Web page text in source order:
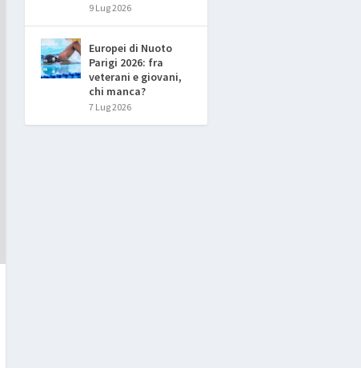
9 Lug 2026
Europei di Nuoto
Parigi 2026: fra
veterani e giovani,
chi manca?
7 Lug 2026